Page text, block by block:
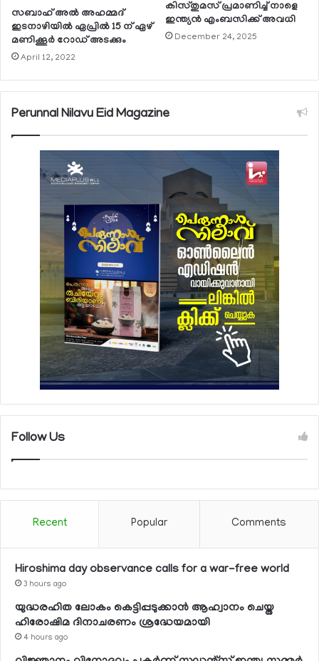
സബാഹ് അല്‍ അഹമ്മദ്
ഇടനാഴിയില്‍ ഏപ്രില്‍ 15 ന് ഏഴ്
മണിക്കൂര്‍ റോഡ് അടക്കും
April 12, 2022
കിസ്തുമസ് പ്രമാണിച്ച് നാളെ
ഇന്ത്യന്‍ എംബസിക്ക് അവധി
December 24, 2025
Perunnal Nilavu Eid Magazine
Follow Us
Recent Popular Comments
Hiroshima day observance calls for a war-free world
3 hours ago
യുദ്ധരഹിത ലോകം കെട്ടിപ്പടുക്കാന്‍ ആഹ്വാനം ചെയ്ത
ഹിരോഷിമ ദിനാചരണം ശ്രദ്ധേയമായി
4 hours ago